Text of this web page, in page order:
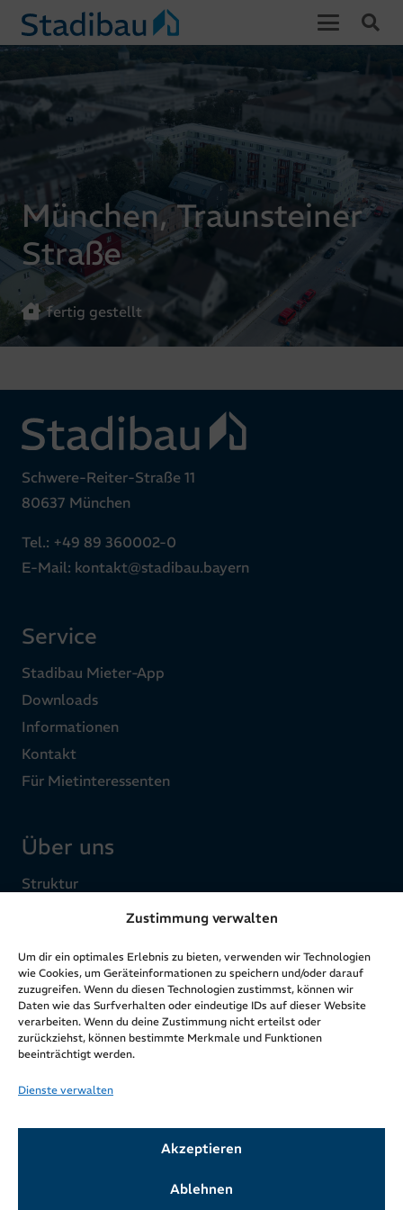
Zustimmung verwalten
Um dir ein optimales Erlebnis zu bieten, verwenden wir Technologien
wie Cookies, um Geräteinformationen zu speichern und/oder darauf
zuzugreifen. Wenn du diesen Technologien zustimmst, können wir
Daten wie das Surfverhalten oder eindeutige IDs auf dieser Website
verarbeiten. Wenn du deine Zustimmung nicht erteilst oder
zurückziehst, können bestimmte Merkmale und Funktionen
beeinträchtigt werden.
Dienste verwalten
Akzeptieren
Ablehnen
München, Traunsteiner
Straße
fertig gestellt
Schwere-Reiter-Straße 11
80637 München
Tel.: +49 89 360002-0
E-Mail: kontakt@stadibau.bayern
Service
Stadibau Mieter-App
Downloads
Informationen
Kontakt
Für Mietinteressenten
Über uns
Struktur
Geschichte & Entwicklung
Aktuelles
Rechtliches
Impressum
Cookie-Richtlinie (EU)